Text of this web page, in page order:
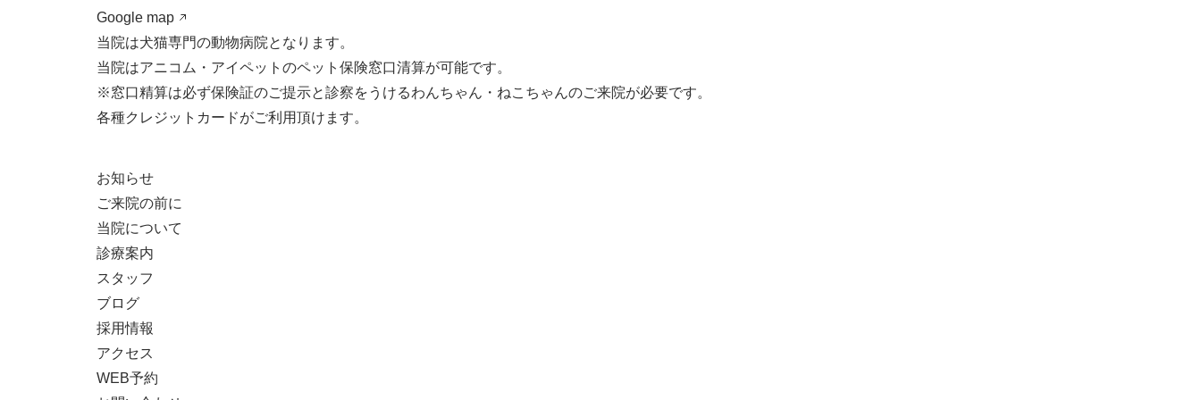
Google map
当院は犬猫専門の動物病院となります。
当院はアニコム・アイペットのペット保険窓口清算が可能です。
※窓口精算は必ず保険証のご提示と診察をうけるわんちゃん・ねこちゃんのご来院が必要です。
各種クレジットカードがご利用頂けます。
お知らせ
ご来院の前に
当院について
診療案内
スタッフ
ブログ
採用情報
アクセス
WEB予約